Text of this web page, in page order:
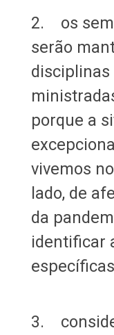
2. os
serão
disciplinas
porque a
vivemos
lado, de
da
identificar
3.